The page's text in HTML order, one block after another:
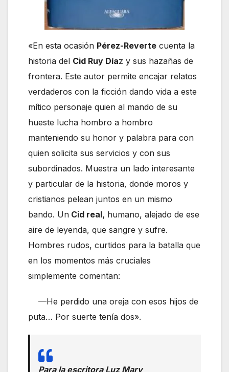
«En esta ocasión Pérez-Reverte cuenta la
historia del Cid Ruy Díaz y sus hazañas de
frontera. Este autor permite encajar relatos
verdaderos con la ficción dando vida a este
mítico personaje quien al mando de su
hueste lucha hombro a hombro
manteniendo su honor y palabra para con
quien solicita sus servicios y con sus
subordinados. Muestra un lado interesante
y particular de la historia, donde moros y
cristianos pelean juntos en un mismo
bando. Un Cid real, humano, alejado de ese
aire de leyenda, que sangre y sufre.
Hombres rudos, curtidos para la batalla que
en los momentos más cruciales
simplemente comentan:
—He perdido una oreja con esos hijos de
puta… Por suerte tenía dos».
Para la escritora Luz Mary